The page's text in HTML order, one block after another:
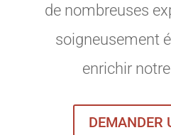
de nombreuses
soigneusement
enrichir
DEMANDER